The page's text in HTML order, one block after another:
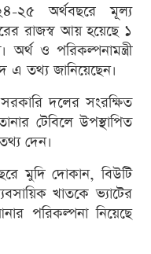
২৫ অর্থবছরে মূল্য
রাজস্ব আয় হয়েছে ১
ও পরিকল্পনামন্ত্রী
তথ্য জানিয়েছেন।
দলের সংরক্ষিত
টেবিলে উপস্থাপিত
দেন।
মুদি দোকান, বিউটি
খাতকে ভ্যাটের
পরিকল্পনা নিয়েছে